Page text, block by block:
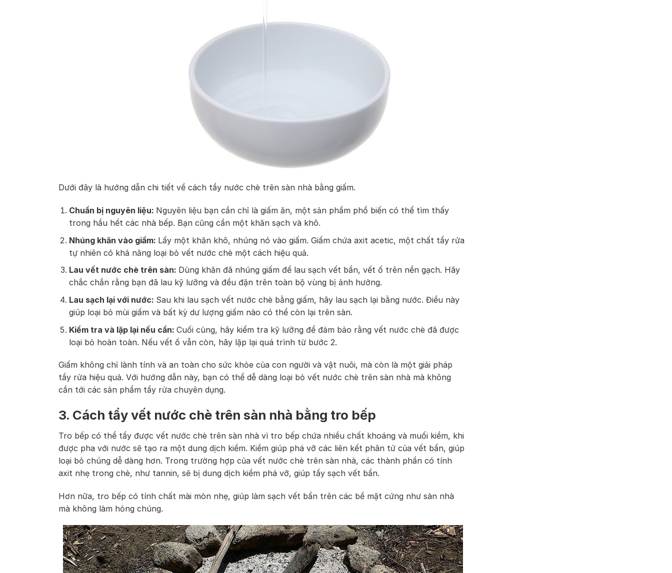
Dưới đây là hướng dẫn chi tiết về cách tẩy nước chè trên sàn nhà bằng giấm.
Chuẩn bị nguyên liệu: Nguyên liệu bạn cần chỉ là giấm ăn, một sản phẩm phổ biến có thể tìm thấy
trong hầu hết các nhà bếp. Bạn cũng cần một khăn sạch và khô.
Nhúng khăn vào giấm: Lấy một khăn khô, nhúng nó vào giấm. Giấm chứa axit acetic, một chất tẩy rửa
tự nhiên có khả năng loại bỏ vết nước chè một cách hiệu quả.
Lau vết nước chè trên sàn: Dùng khăn đã nhúng giấm để lau sạch vết bẩn, vết ố trên nền gạch. Hãy
chắc chắn rằng bạn đã lau kỹ lưỡng và đều đặn trên toàn bộ vùng bị ảnh hưởng.
Lau sạch lại với nước: Sau khi lau sạch vết nước chè bằng giấm, hãy lau sạch lại bằng nước. Điều này
giúp loại bỏ mùi giấm và bất kỳ dư lượng giấm nào có thể còn lại trên sàn.
Kiểm tra và lặp lại nếu cần: Cuối cùng, hãy kiểm tra kỹ lưỡng để đảm bảo rằng vết nước chè đã được
loại bỏ hoàn toàn. Nếu vết ố vẫn còn, hãy lặp lại quá trình từ bước 2.
Giấm không chỉ lành tính và an toàn cho sức khỏe của con người và vật nuôi, mà còn là một giải pháp
tẩy rửa hiệu quả. Với hướng dẫn này, bạn có thể dễ dàng loại bỏ vết nước chè trên sàn nhà mà không
cần tới các sản phẩm tẩy rửa chuyên dụng.
3. Cách tẩy vết nước chè trên sàn nhà bằng tro bếp
Tro bếp có thể tẩy được vết nước chè trên sàn nhà vì tro bếp chứa nhiều chất khoáng và muối kiềm, khi
được pha với nước sẽ tạo ra một dung dịch kiềm. Kiềm giúp phá vỡ các liên kết phân tử của vết bẩn, giúp
loại bỏ chúng dễ dàng hơn. Trong trường hợp của vết nước chè trên sàn nhà, các thành phần có tính
axit nhẹ trong chè, như tannin, sẽ bị dung dịch kiềm phá vỡ, giúp tẩy sạch vết bẩn.
Hơn nữa, tro bếp có tính chất mài mòn nhẹ, giúp làm sạch vết bẩn trên các bề mặt cứng như sàn nhà
mà không làm hỏng chúng.